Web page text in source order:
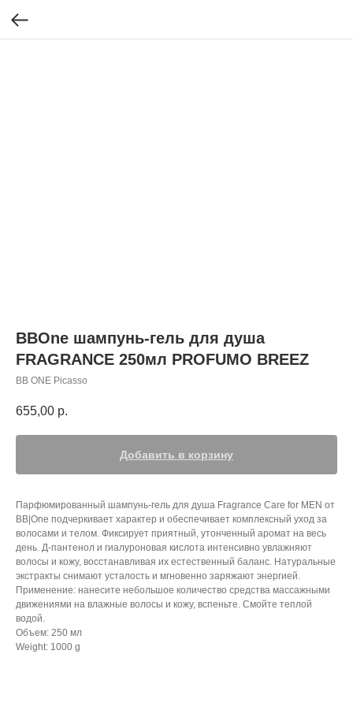
BBOne шампунь-гель для душа
FRAGRANCE 250мл PROFUMO BREEZ
BB ONE Picasso
655,00 р.
Добавить в корзину
Парфюмированный шампунь-гель для душа Fragrance Care for МЕN от
BB|One подчеркивает характер и обеспечивает комплексный уход за
волосами и телом. Фиксирует приятный, утонченный аромат на весь
день. Д-пантенол и гиалуроновая кислота интенсивно увлажняют
волосы и кожу, восстанавливая их естественный баланс. Натуральные
экстракты снимают усталость и мгновенно заряжают энергией.
Применение: нанесите небольшое количество средства массажными
движениями на влажные волосы и кожу, вспеньте. Смойте теплой
водой.
Объем: 250 мл
Weight: 1000 g